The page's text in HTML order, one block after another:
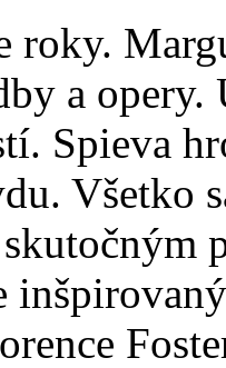
roky.
a opery.
Spieva
Všetko